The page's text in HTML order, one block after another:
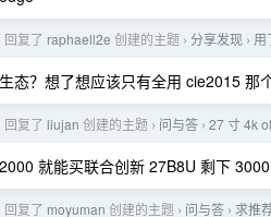
回复了 raphaell2e 创建的主题 › 分享发现 › 用
生态？想了想应该只有全用 cie2015 那
回复了 liujan 创建的主题 › 问与答 › 27 寸 4k
2000 就能买联合创新 27B8U 剩下
回复了 moyuman 创建的主题 › 问与答 › 求推